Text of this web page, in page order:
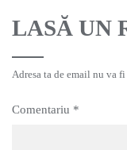
LASĂ UN
Adresa ta de email nu va
Comentariu *